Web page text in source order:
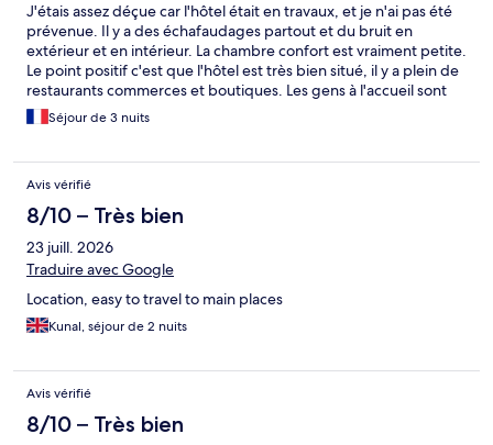
J'étais assez déçue car l'hôtel était en travaux, et je n'ai pas été
prévenue. Il y a des échafaudages partout et du bruit en
extérieur et en intérieur. La chambre confort est vraiment petite.
Le point positif c'est que l'hôtel est très bien situé, il y a plein de
restaurants commerces et boutiques. Les gens à l'accueil sont
souriants
Séjour de 3 nuits
Avis vérifié
8/10 – Très bien
23 juill. 2026
Traduire avec Google
Location, easy to travel to main places
Kunal, séjour de 2 nuits
Avis vérifié
8/10 – Très bien